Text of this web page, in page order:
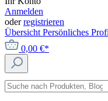
Anmelden
oderregistrieren
Übersicht Persönliches
0,00 €*